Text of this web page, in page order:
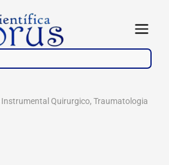
Abrir
Instrumental Quirurgico, Traumatologia